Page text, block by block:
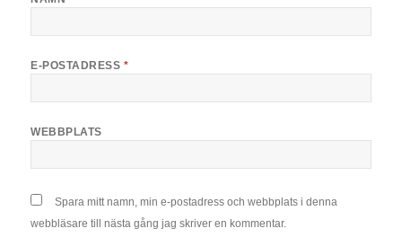
E-POSTADRESS *
WEBBPLATS
Spara mitt namn, min e-postadress och webbplats i denna
webbläsare till nästa gång jag skriver en kommentar.